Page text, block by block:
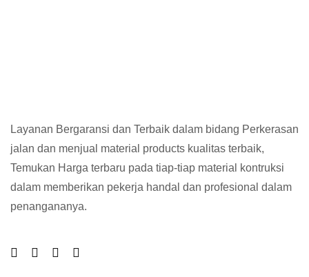
Layanan Bergaransi dan Terbaik dalam bidang Perkerasan
jalan dan menjual material products kualitas terbaik,
Temukan Harga terbaru pada tiap-tiap material kontruksi
dalam memberikan pekerja handal dan profesional dalam
penangananya.